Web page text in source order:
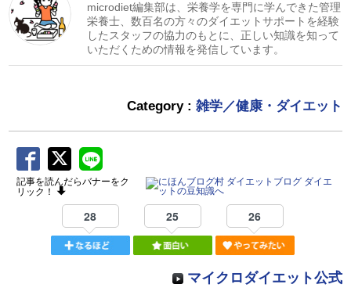
microdiet編集部は、栄養学を専門に学んできた管理
栄養士、数百名の方々のダイエットサポートを経験
したスタッフの協力のもとに、正しい知識を知って
いただくための情報を発信しています。
Category : 雑学／健康・ダイエット
記事を読んだらバナーをク
リック！
28 25 26
マイクロダイエット公式